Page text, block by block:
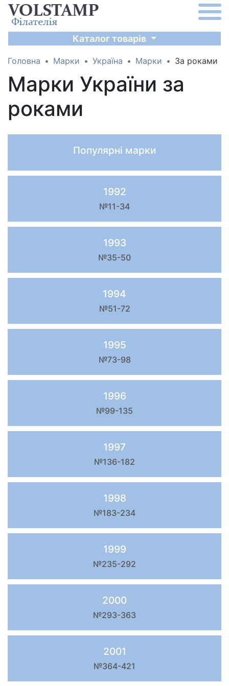
Каталог товарів
Головна Марки Україна Марки За роками
Марки України за
роками
Популярні марки
1992
№11-34
1993
№35-50
1994
№51-72
1995
№73-98
1996
№99-135
1997
№136-182
1998
№183-234
1999
№235-292
2000
№293-363
2001
№364-421